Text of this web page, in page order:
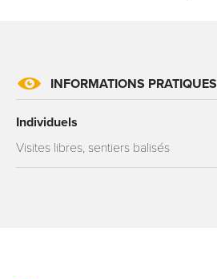
INFORMATIONS PRATIQUES
Individuels
Visites libres, sentiers balisés